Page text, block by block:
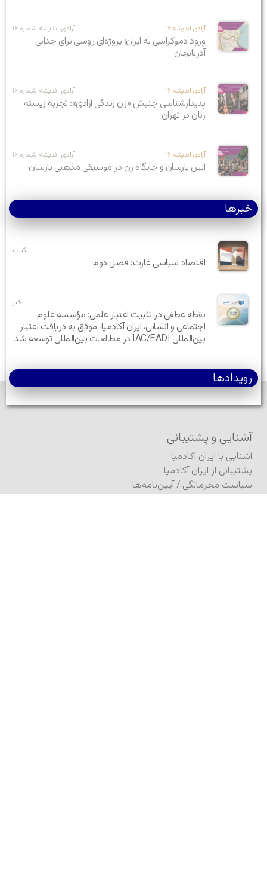
آزادی اندیشه ۱۶ آزادی اندیشه شماره ۱۶
ورود دموکراسی به ایران: پروژه‌ای روسی برای جدایی
آذربایجان
آزادی اندیشه ۱۶ آزادی اندیشه شماره ۱۶
پدیدارشناسی جنبش «زن زندگی آزادی»: تجربه زیسته
زنان در تهران
آزادی اندیشه ۱۶ آزادی اندیشه شماره ۱۶
آیین یارسان و جایگاه زن در موسیقی مذهبی یارسان
خبرها
کتاب
اقتصاد سیاسی غارت: فصل دوم
خبر
نقطه عطفی در تثبیت اعتبار علمی: مؤسسه علوم
اجتماعی و انسانی، ایران آکادمیا، موفق به دریافت اعتبار
بین‌المللی IAC/EADI در مطالعات بین‌المللی توسعه شد
رویدادها
آشنایی و پشتیبانی
آشنایی با ایران آکادمیا
پشتیبانی از ایران آکادمیا
سیاست محرمانگی /آیین‌نامه‌ها